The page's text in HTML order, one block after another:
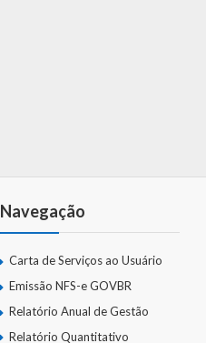
Navegação
Carta de Serviços ao Usuário
Emissão NFS-e GOVBR
Relatório Anual de Gestão
Relatório Quantitativo